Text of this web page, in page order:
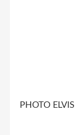
PHOTO ELVIS